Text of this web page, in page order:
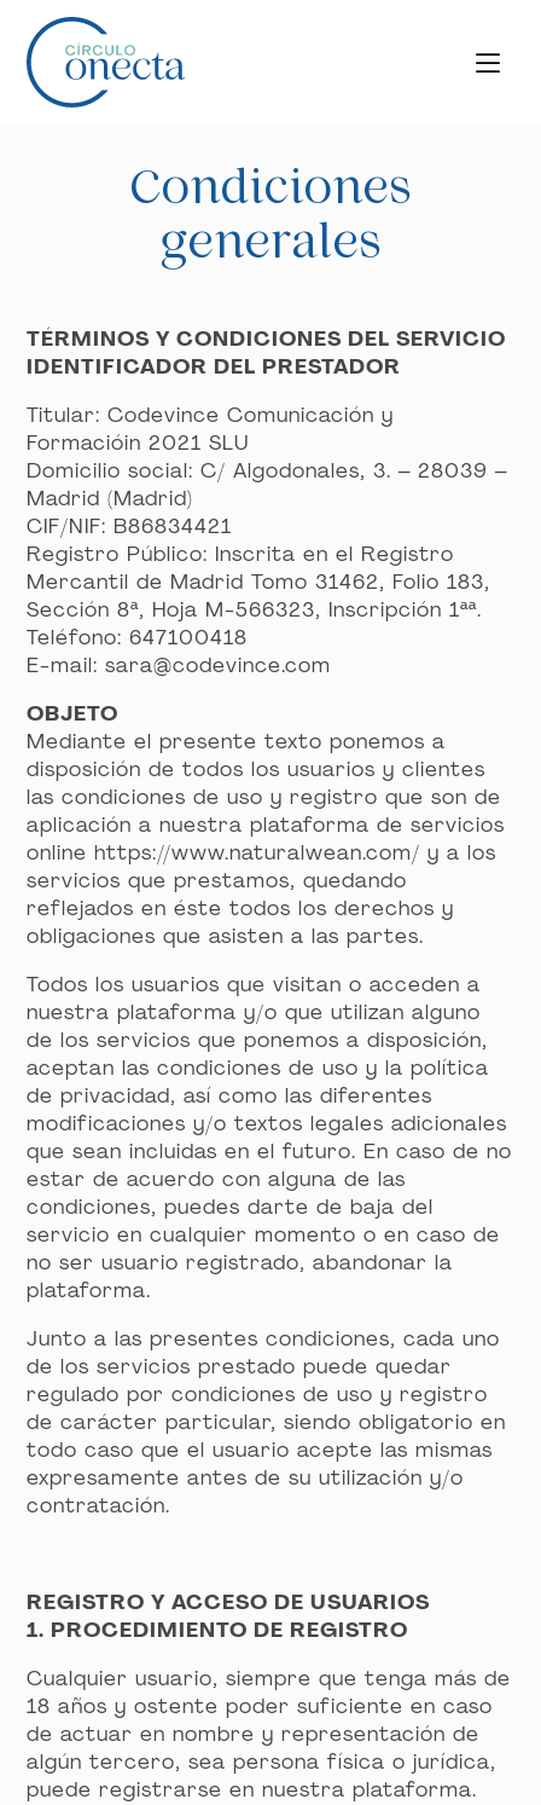
Condiciones
generales
TÉRMINOS Y CONDICIONES DEL SERVICIO
IDENTIFICADOR DEL PRESTADOR
Titular: Codevince Comunicación y
Formacióin 2021 SLU
Domicilio social: C/ Algodonales, 3. – 28039 –
Madrid (Madrid)
CIF/NIF: B86834421
Registro Público: Inscrita en el Registro
Mercantil de Madrid Tomo 31462, Folio 183,
Sección 8ª, Hoja M-566323, Inscripción 1ªª.
Teléfono: 647100418
E-mail: sara@codevince.com
OBJETO
Mediante el presente texto ponemos a
disposición de todos los usuarios y clientes
las condiciones de uso y registro que son de
aplicación a nuestra plataforma de servicios
online https://www.naturalwean.com/ y a los
servicios que prestamos, quedando
reflejados en éste todos los derechos y
obligaciones que asisten a las partes.
Todos los usuarios que visitan o acceden a
nuestra plataforma y/o que utilizan alguno
de los servicios que ponemos a disposición,
aceptan las condiciones de uso y la política
de privacidad, así como las diferentes
modificaciones y/o textos legales adicionales
que sean incluidas en el futuro. En caso de no
estar de acuerdo con alguna de las
condiciones, puedes darte de baja del
servicio en cualquier momento o en caso de
no ser usuario registrado, abandonar la
plataforma.
Junto a las presentes condiciones, cada uno
de los servicios prestado puede quedar
regulado por condiciones de uso y registro
de carácter particular, siendo obligatorio en
todo caso que el usuario acepte las mismas
expresamente antes de su utilización y/o
contratación.
REGISTRO Y ACCESO DE USUARIOS
1. PROCEDIMIENTO DE REGISTRO
Cualquier usuario, siempre que tenga más de
18 años y ostente poder suficiente en caso
de actuar en nombre y representación de
algún tercero, sea persona física o jurídica,
puede registrarse en nuestra plataforma.